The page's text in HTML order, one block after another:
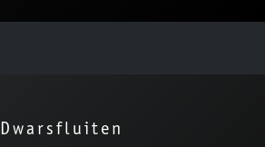
Dwarsfluiten